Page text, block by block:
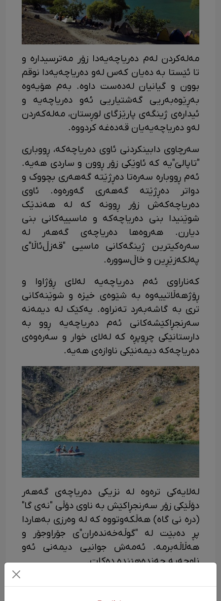
مەلەکردن لەم دەریاچەیەدا زۆر مەترسیدارە و
تا ئێستا بە دەیان کەس لەو دەریاچەیەدا نوقم
بوون و گیانیان لەدەست داوە. بەم هۆیەوە
بەڕێوەبەریی گەشتیاریی ئەو دەریاچەیە و
ئیدارەی ژینگەی پارێزگای لوڕستان، مەلەکەردن
لەو دەریاچەیەیان قەدەغە کردووە.
سەرچاوی دابینکردنی ئاوی دەریاچەکە، ڕووباری
"تاپالێ"یە کە ئاوێکی زۆر ڕوون و ساردی هەیە.
ئەم ڕووبارە سەرەتا دەڕژێتە گەهەری بچووک و
دواتر دەڕژێتە گەهەری گەورەوە. ئاوی
دەریاچەکەش زۆر ڕوونە کە لە هەندێک
شوێنیدا بنی دەریاچەکە و ماسییەکانی بنی
دیارن. هەروەها دەریاچەی گەهەر لە
سەرەکیترین ژینگەکانی ماسیی "قەزڵ‌ئاڵا"ی
پەلکەزێڕین و خاڵ‌سوورە.
کەناراوی ئەم دەریاچەیە لەلای ڕۆژاوا و
ڕۆژهەڵاتییەوە بە شێوەی خیزە و شوێنەکانی
تری بە گاشەبەرد تەنراوە. یەکێک لە دیمەنە
سەرنجڕاکێشەکانی ئەم دەریاچەیە ڕوو بە
دارستانێکی چڕوپڕە کە لەلای خوار و سەرەوەی
دەریاچەکە دیمەنێکی ناوازەی هەیە.
لەلایەکی ترەوە لە نزیکی دەریاچەی گەهەر
دۆڵێکی زۆر سەرنجڕاکێش بە ناوی دۆڵی "نەی گا"
(درە نی گاه) هەڵکەوتووە کە لە وەرزی بەهاردا
پڕ دەبێت لە "گوڵەخەندەران"ی جۆراوجۆر و
هەڵاڵەبرمە. ئەمەش جوانیی دیمەنی ئەو
ناوچەیە چەنده‌هێندە دەکات.